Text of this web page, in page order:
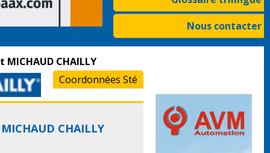
Nous contacter
CHAILLY
Coordonnées Sté
CHAILLY